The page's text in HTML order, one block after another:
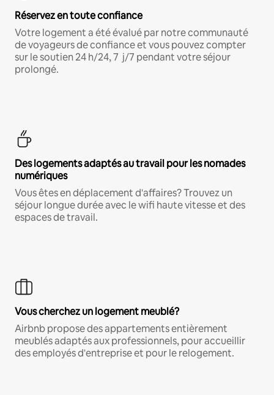
Réservez en toute confiance
Votre logement a été évalué par notre communauté
de voyageurs de confiance et vous pouvez compter
sur le soutien 24 h/24, 7 j/7 pendant votre séjour
prolongé.
Des logements adaptés au travail pour les nomades
numériques
Vous êtes en déplacement d'affaires? Trouvez un
séjour longue durée avec le wifi haute vitesse et des
espaces de travail.
Vous cherchez un logement meublé?
Airbnb propose des appartements entièrement
meublés adaptés aux professionnels, pour accueillir
des employés d'entreprise et pour le relogement.